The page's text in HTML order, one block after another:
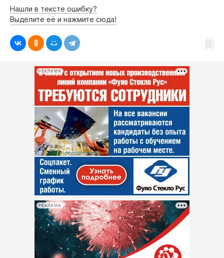
Нашли в тексте ошибку?
Выделите её и нажмите сюда!
РЕКЛАМА
РЕКЛАМА